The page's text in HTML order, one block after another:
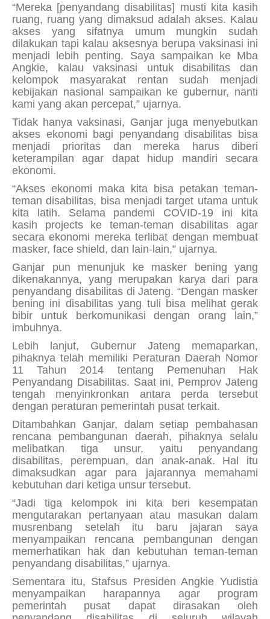
“Mereka [penyandang disabilitas] musti kita kasih
ruang, ruang yang dimaksud adalah akses. Kalau
akses yang sifatnya umum mungkin sudah
dilakukan tapi kalau aksesnya berupa vaksinasi ini
menjadi lebih penting. Saya sampaikan ke Mba
Angkie, kalau vaksinasi untuk disabilitas dan
kelompok masyarakat rentan sudah menjadi
kebijakan nasional sampaikan ke gubernur, nanti
kami yang akan percepat,” ujarnya.
Tidak hanya vaksinasi, Ganjar juga menyebutkan
akses ekonomi bagi penyandang disabilitas bisa
menjadi prioritas dan mereka harus diberi
keterampilan agar dapat hidup mandiri secara
ekonomi.
“Akses ekonomi maka kita bisa petakan teman-
teman disabilitas, bisa menjadi target utama untuk
kita latih. Selama pandemi COVID-19 ini kita
kasih projectske teman-teman disabilitas agar
secara ekonomi mereka terlibat dengan membuat
masker, face shield, dan lain-lain,” ujarnya.
Ganjar pun menunjuk ke masker bening yang
dikenakannya, yang merupakan karya dari para
penyandang disabilitas di Jateng. “Dengan masker
bening ini disabilitas yang tuli bisa melihat gerak
bibir untuk berkomunikasi dengan orang lain,”
imbuhnya.
Lebih lanjut, Gubernur Jateng memaparkan,
pihaknya telah memiliki Peraturan Daerah Nomor
11 Tahun 2014 tentang Pemenuhan Hak
Penyandang Disabilitas. Saat ini, Pemprov Jateng
tengah menyinkronkan antara perda tersebut
dengan peraturan pemerintah pusat terkait.
Ditambahkan Ganjar, dalam setiap pembahasan
rencana pembangunan daerah, pihaknya selalu
melibatkan tiga unsur, yaitu penyandang
disabilitas, perempuan, dan anak-anak. Hal itu
dimaksudkan agar para jajarannya memahami
kebutuhan dari ketiga unsur tersebut.
“Jadi tiga kelompok ini kita beri kesempatan
mengutarakan pertanyaan atau masukan dalam
musrenbang setelah itu baru jajaran saya
menyampaikan rencana pembangunan dengan
memerhatikan hak dan kebutuhan teman-teman
penyandang disabilitas,” ujarnya.
Sementara itu, Stafsus Presiden Angkie Yudistia
menyampaikan harapannya agar program
pemerintah pusat dapat dirasakan oleh